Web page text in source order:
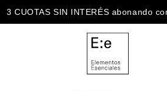
3 CUOTAS SIN INTERÉS abonando
ENVÍOS GRATIS para compras